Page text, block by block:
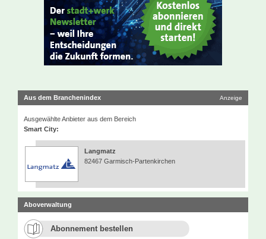
Aus dem Branchenindex Anzeige
Ausgewählte Anbieter aus dem Bereich
Smart City:
Langmatz
82467 Garmisch-Partenkirchen
Aboverwaltung
Abonnement bestellen